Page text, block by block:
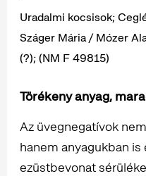
Uradalmi kocsisok;
Száger Mária / Mózer
(?); (NM F 49815)
Törékeny anyag,
Az üvegnegatívok
hanem anyagukban is
ezüstbevonat